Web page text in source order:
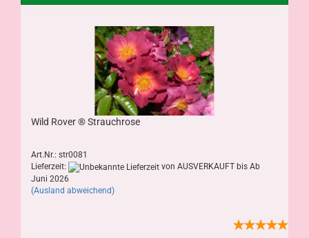
Wild Rover ® Strauchrose
Art.Nr.: str0081
Lieferzeit:
von AUSVERKAUFT bis Ab
Juni 2026
(Ausland abweichend)